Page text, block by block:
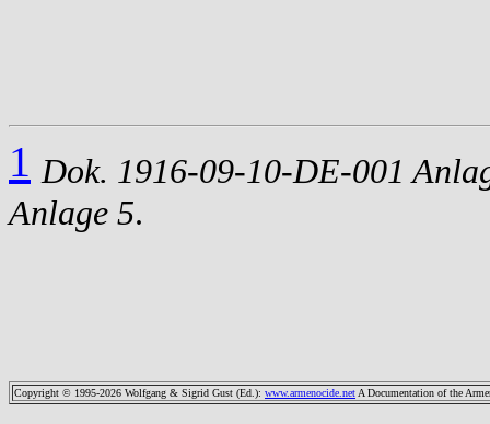
1 Dok. 1916-09-10-DE-001
Anlage 5.
Copyright © 1995-2026 Wolfgang & Sigrid Gust (Ed.): www.armenocide.netA Documentation of the